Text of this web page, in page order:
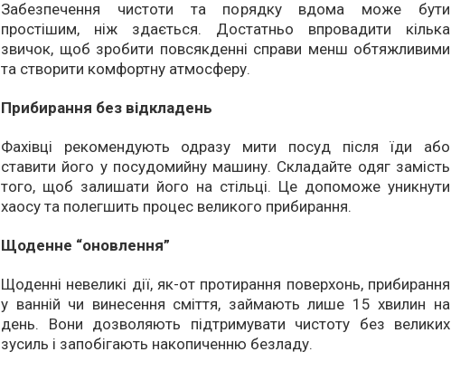
Забезпечення чистоти та порядку вдома може бути
простішим, ніж здається. Достатньо впровадити кілька
звичок, щоб зробити повсякденні справи менш обтяжливими
та створити комфортну атмосферу.
Прибирання без відкладень
Фахівці рекомендують одразу мити посуд після їди або
ставити його у посудомийну машину. Складайте одяг замість
того, щоб залишати його на стільці. Це допоможе уникнути
хаосу та полегшить процес великого прибирання.
Щоденне “оновлення”
Щоденні невеликі дії, як-от протирання поверхонь, прибирання
у ванній чи винесення сміття, займають лише 15 хвилин на
день. Вони дозволяють підтримувати чистоту без великих
зусиль і запобігають накопиченню безладу.